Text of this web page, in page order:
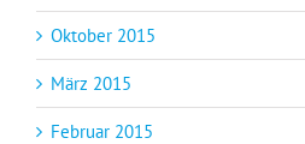
Oktober 2015
März 2015
Februar 2015